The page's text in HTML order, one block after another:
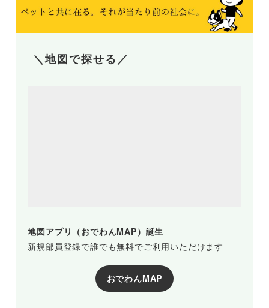
＼地図で探せる／
地図アプリ（おでわんMAP）誕生
新規部員登録で誰でも無料でご利用いただけます
おでわんMAP